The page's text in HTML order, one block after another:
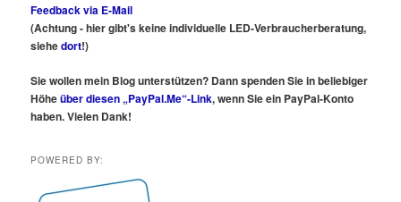
Feedback via E-Mail
(Achtung - hier gibt's keine individuelle LED-Verbraucherberatung,
siehedort!)
Sie wollen mein Blog unterstützen? Dann spenden Sie in beliebiger
Höheüber diesen „PayPal.Me“-Link, wenn Sie ein PayPal-Konto
haben. Vielen Dank!
POWERED BY: